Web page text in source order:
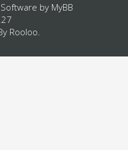
by MyBB
Rooloo